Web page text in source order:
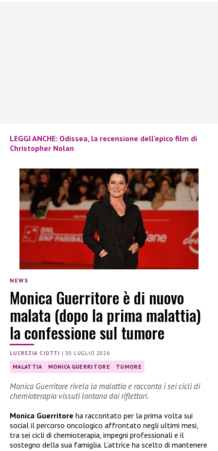
LEGGI ANCHE: Odissea, la recensione dell’epico film di
Christopher Nolan
NEWS
Monica Guerritore è di nuovo
malata (dopo la prima malattia)
la confessione sul tumore
LUCREZIA CIOTTI |30 LUGLIO 2026
MALATTIA MONICA GUERRITORE TUMORE
Monica Guerritore rivela la malattia e racconta i sei cicli di
chemioterapia vissuti lontano dai riflettori.
Monica Guerritore ha raccontato per la prima volta sui
social il percorso oncologico affrontato negli ultimi mesi,
tra sei cicli di chemioterapia, impegni professionali e il
sostegno della sua famiglia. L’attrice ha scelto di mantenere